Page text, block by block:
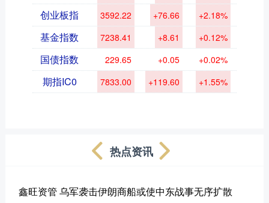
创业板指 3592.22 +76.66 +2.18%
基金指数 7238.41 +8.61 +0.12%
国债指数 229.65 +0.05 +0.02%
期指IC0 7833.00 +119.60 +1.55%
热点资讯
鑫旺资管 乌军袭击伊朗商船或使中东战事无序扩散